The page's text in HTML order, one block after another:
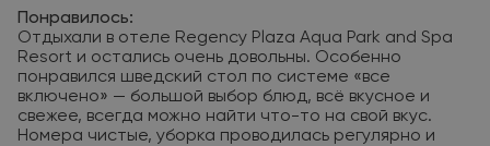
Понравилось:
Отдыхали в отеле Regency Plaza Aqua Park and Spa
Resort и остались очень довольны. Особенно
понравился шведский стол по системе «все
включено» — большой выбор блюд, всё вкусное и
свежее, всегда можно найти что-то на свой вкус.
Номера чистые, уборка проводилась регулярно и